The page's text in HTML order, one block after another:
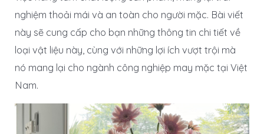
nghiệm thoải mái và an toàn cho người mặc. Bài viết
này sẽ cung cấp cho bạn những thông tin chi tiết về
loại vật liệu này, cùng với những lợi ích vượt trội mà
nó mang lại cho ngành công nghiệp may mặc tại Việt
Nam.